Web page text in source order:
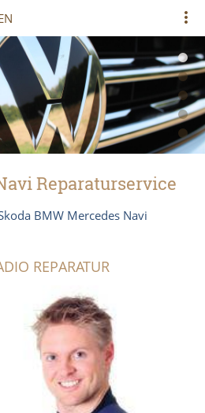
Reparaturservice
BMW Mercedes Navi
REPARATUR